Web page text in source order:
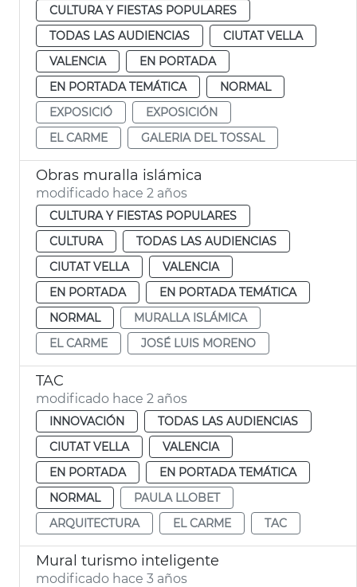
CULTURA Y FIESTAS POPULARES
TODAS LAS AUDIENCIAS
CIUTAT VELLA
VALENCIA
EN PORTADA
EN PORTADA TEMÁTICA
NORMAL
EXPOSICIÓ
EXPOSICIÓN
EL CARME
GALERIA DEL TOSSAL
Obras muralla islámica
modificado hace 2 años
CULTURA Y FIESTAS POPULARES
CULTURA
TODAS LAS AUDIENCIAS
CIUTAT VELLA
VALENCIA
EN PORTADA
EN PORTADA TEMÁTICA
NORMAL
MURALLA ISLÁMICA
EL CARME
JOSÉ LUIS MORENO
TAC
modificado hace 2 años
INNOVACIÓN
TODAS LAS AUDIENCIAS
CIUTAT VELLA
VALENCIA
EN PORTADA
EN PORTADA TEMÁTICA
NORMAL
PAULA LLOBET
ARQUITECTURA
EL CARME TAC
Mural turismo inteligente
modificado hace 3 años